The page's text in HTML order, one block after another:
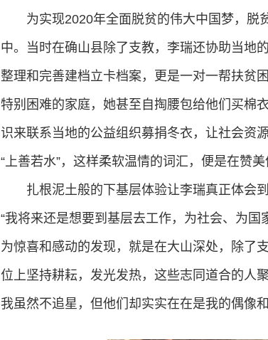
为实现2020年全面脱贫的伟大中国梦，脱
中。当时在确山县除了支教，李瑞还协助当地
整理和完善建档立卡档案，更是一对一帮扶贫
特别困难的家庭，她甚至自掏腰包给他们买棉
识来联系当地的公益组织募捐冬衣，让社会资
“上善若水”，这样柔软温情的词汇，便是在赞
扎根泥土般的下基层体验让李瑞真正体会
“我将来还是想要到基层去工作，为社会、为
为惊喜和感动的发现，就是在大山深处，除了
位上坚持耕耘，发光发热，这些志同道合的人
我虽然不追星，但他们却实实在在是我的偶像和